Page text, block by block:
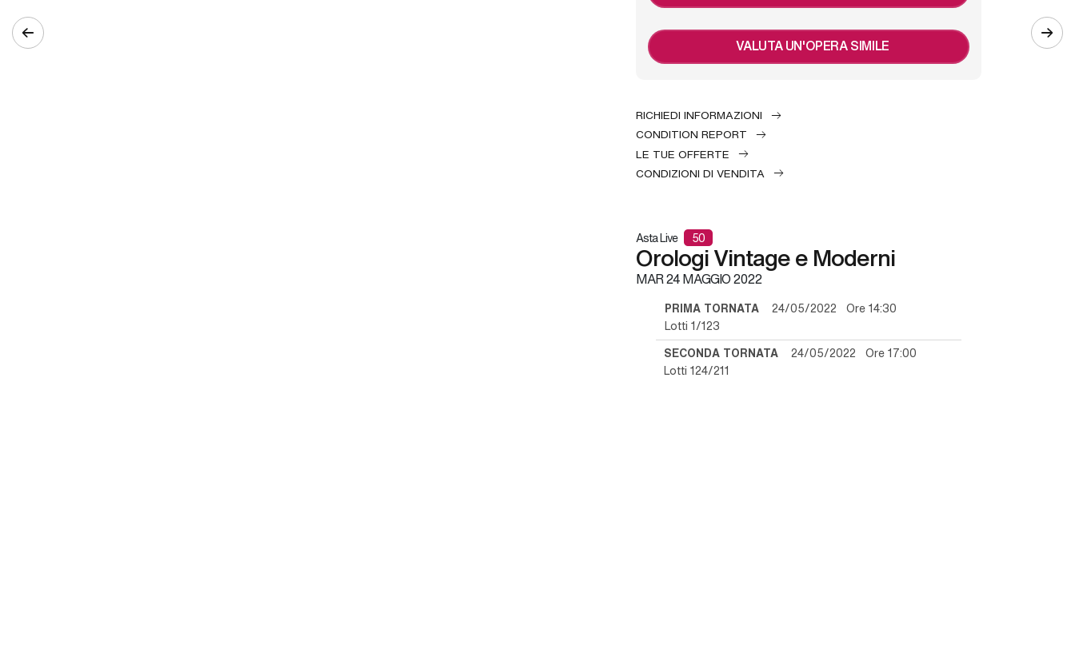
VALUTA UN'OPERA SIMILE
RICHIEDI INFORMAZIONI
CONDITION REPORT
LE TUE OFFERTE
CONDIZIONI DI VENDITA
Asta Live 50
Orologi Vintage e Moderni
MAR24 MAGGIO 2022
PRIMA TORNATA24/05/2022 Ore 14:30
Lotti 1/123
SECONDA TORNATA24/05/2022 Ore 17:00
Lotti 124/211